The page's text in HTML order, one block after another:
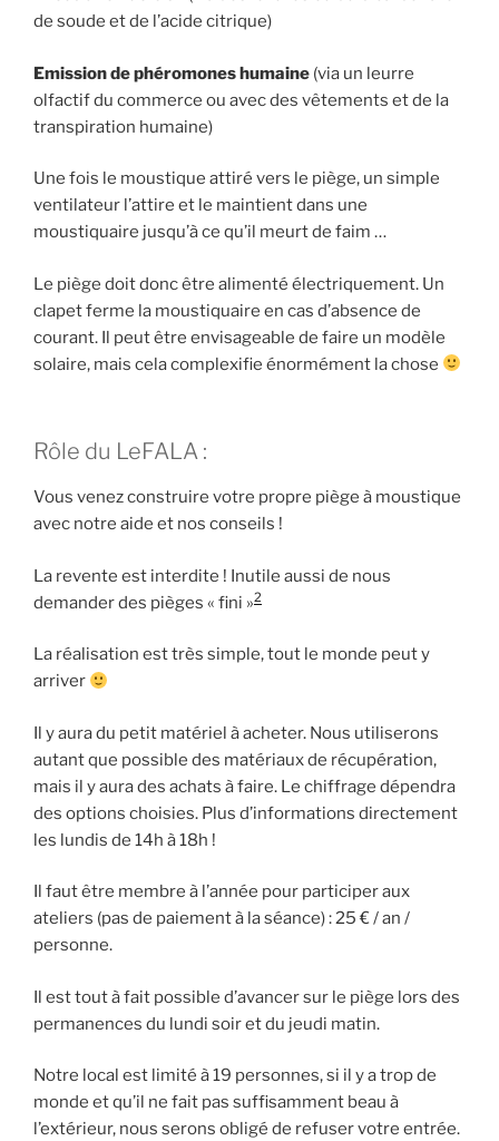
de soude et de l’acide citrique)
Emission de phéromones humaine (via un leurre
olfactif du commerce ou avec des vêtements et de la
transpiration humaine)
Une fois le moustique attiré vers le piège, un simple
ventilateur l’attire et le maintient dans une
moustiquaire jusqu’à ce qu’il meurt de faim …
Le piège doit donc être alimenté électriquement. Un
clapet ferme la moustiquaire en cas d’absence de
courant. Il peut être envisageable de faire un modèle
solaire, mais cela complexifie énormément la chose
Rôle du LeFALA :
Vous venez construire votre propre piège à moustique
avec notre aide et nos conseils !
La revente est interdite ! Inutile aussi de nous
demander des pièges « fini »2
La réalisation est très simple, tout le monde peut y
arriver
Il y aura du petit matériel à acheter. Nous utiliserons
autant que possible des matériaux de récupération,
mais il y aura des achats à faire. Le chiffrage dépendra
des options choisies. Plus d’informations directement
les lundis de 14h à 18h !
Il faut être membre à l’année pour participer aux
ateliers (pas de paiement à la séance) : 25 € / an /
personne.
Il est tout à fait possible d’avancer sur le piège lors des
permanences du lundi soir et du jeudi matin.
Notre local est limité à 19 personnes, si il y a trop de
monde et qu’il ne fait pas suffisamment beau à
l’extérieur, nous serons obligé de refuser votre entrée.